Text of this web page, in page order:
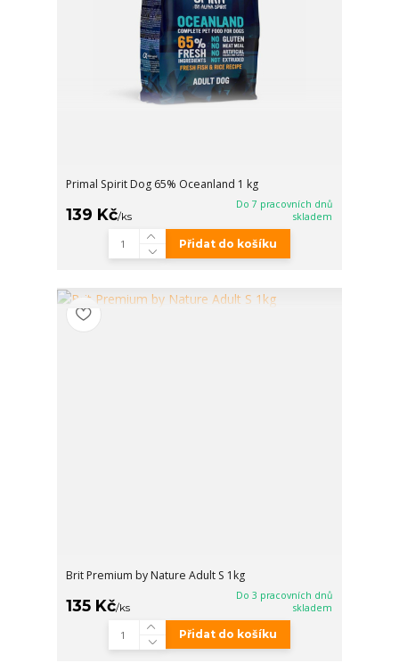
Primal Spirit Dog 65% Oceanland 1 kg
139 Kč/ks
Do 7 pracovních dnů
skladem
Přidat do košíku
Brit Premium by Nature Adult S 1kg
135 Kč/ks
Do 3 pracovních dnů
skladem
Přidat do košíku